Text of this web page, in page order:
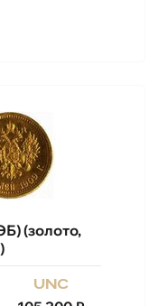
(золото,
unc